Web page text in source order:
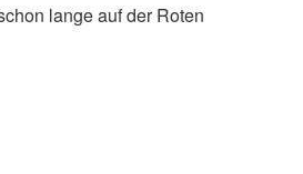
lange auf der Roten